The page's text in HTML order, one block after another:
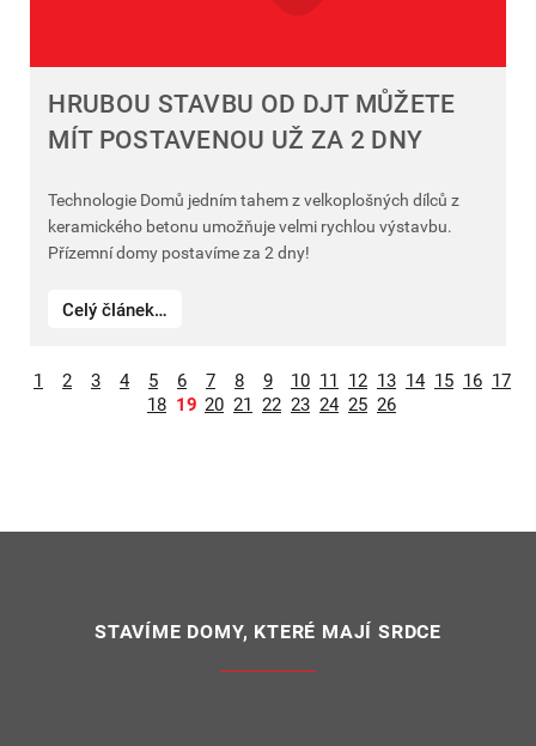
HRUBOU STAVBU OD DJT MŮŽETE
MÍT POSTAVENOU UŽ ZA 2 DNY
Technologie Domů jedním tahem z velkoplošných dílců z
keramického betonu umožňuje velmi rychlou výstavbu.
Přízemní domy postavíme za 2 dny!
Celý článek…
1 2 3 4 5 6 7 8 9 10 11 12 13 14 15 16 17
18 19 20 21 22 23 24 25 26
STAVÍME DOMY, KTERÉ MAJÍ SRDCE